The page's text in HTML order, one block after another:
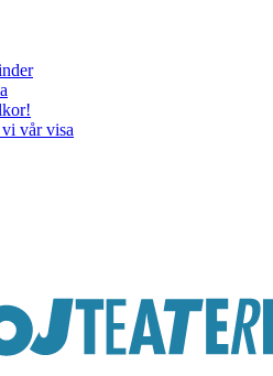
vår visa